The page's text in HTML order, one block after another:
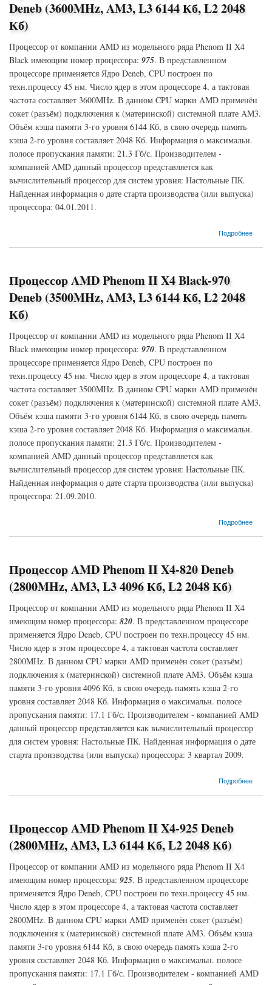
Deneb (3600MHz, AM3, L3 6144 Кб, L2 2048
Кб)
Процессор от компании AMD из модельного ряда Phenom II X4
Black имеющим номер процессора: 975. В представленном
процессоре применяется Ядро Deneb, CPU построен по
техн.процессу 45 нм. Число ядер в этом процессоре 4, а тактовая
частота составляет 3600MHz. В данном CPU марки AMD применён
сокет (разъём) подключения к (материнской) системной плате AM3.
Объём кэша памяти 3-го уровня 6144 Кб, в свою очередь память
кэша 2-го уровня составляет 2048 Кб. Информация о максимальн.
полосе пропускания памяти: 21.3 Гб/с. Производителем -
компанией AMD данный процессор представляется как
вычислительный процессор для систем уровня: Настольные ПК.
Найденная информация о дате старта производства (или выпуска)
процессора: 04.01.2011.
Подробнее
о Процессор AMD Phenom II X4 Black-975 Deneb (3600MHz, AM3, L3 6144 Кб, L2 2048
Процессор AMD Phenom II X4 Black-970
Deneb (3500MHz, AM3, L3 6144 Кб, L2 2048
Кб)
Процессор от компании AMD из модельного ряда Phenom II X4
Black имеющим номер процессора: 970. В представленном
процессоре применяется Ядро Deneb, CPU построен по
техн.процессу 45 нм. Число ядер в этом процессоре 4, а тактовая
частота составляет 3500MHz. В данном CPU марки AMD применён
сокет (разъём) подключения к (материнской) системной плате AM3.
Объём кэша памяти 3-го уровня 6144 Кб, в свою очередь память
кэша 2-го уровня составляет 2048 Кб. Информация о максимальн.
полосе пропускания памяти: 21.3 Гб/с. Производителем -
компанией AMD данный процессор представляется как
вычислительный процессор для систем уровня: Настольные ПК.
Найденная информация о дате старта производства (или выпуска)
процессора: 21.09.2010.
Подробнее
о Процессор AMD Phenom II X4 Black-970 Deneb (3500MHz, AM3, L3 6144 Кб, L2 2048
Процессор AMD Phenom II X4-820 Deneb
(2800MHz, AM3, L3 4096 Кб, L2 2048 Кб)
Процессор от компании AMD из модельного ряда Phenom II X4
имеющим номер процессора: 820. В представленном процессоре
применяется Ядро Deneb, CPU построен по техн.процессу 45 нм.
Число ядер в этом процессоре 4, а тактовая частота составляет
2800MHz. В данном CPU марки AMD применён сокет (разъём)
подключения к (материнской) системной плате AM3. Объём кэша
памяти 3-го уровня 4096 Кб, в свою очередь память кэша 2-го
уровня составляет 2048 Кб. Информация о максимальн. полосе
пропускания памяти: 17.1 Гб/с. Производителем - компанией AMD
данный процессор представляется как вычислительный процессор
для систем уровня: Настольные ПК. Найденная информация о дате
старта производства (или выпуска) процессора: 3 квартал 2009.
Подробнее
о Процессор AMD Phenom II X4-820 Deneb (2800MHz, AM3, L3 4096 Кб, L2 2048 Кб)
Процессор AMD Phenom II X4-925 Deneb
(2800MHz, AM3, L3 6144 Кб, L2 2048 Кб)
Процессор от компании AMD из модельного ряда Phenom II X4
имеющим номер процессора: 925. В представленном процессоре
применяется Ядро Deneb, CPU построен по техн.процессу 45 нм.
Число ядер в этом процессоре 4, а тактовая частота составляет
2800MHz. В данном CPU марки AMD применён сокет (разъём)
подключения к (материнской) системной плате AM3. Объём кэша
памяти 3-го уровня 6144 Кб, в свою очередь память кэша 2-го
уровня составляет 2048 Кб. Информация о максимальн. полосе
пропускания памяти: 17.1 Гб/с. Производителем - компанией AMD